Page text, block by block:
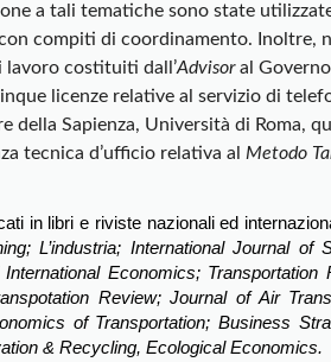
a tali tematiche sono state
compiti di coordinamento. Inoltre,
costituiti dall’Advisoral
licenze relative al servizio di
della Sapienza, Università di Roma,
tecnica d’ufficio relativa al Metodo
in libri e riviste nazionali ed
L’industria; International Journal
Economics;
Review; Journal of Air
of Transportation; Business
& Recycling, Ecological Economics.